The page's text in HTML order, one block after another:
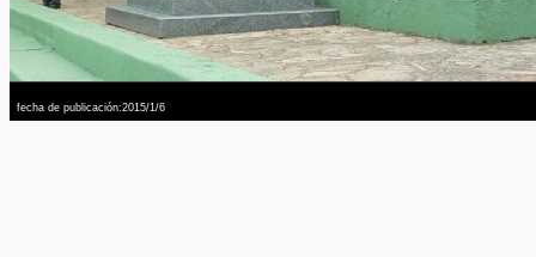
fecha de publicación:2015/1/6